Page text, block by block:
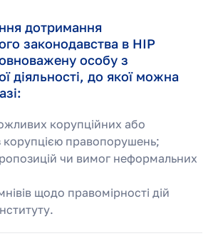
дотримання
законодавства в НІР
особу з
діяльності, до якої можна
корупційних або
корупцією правопорушень;
чи вимог неформальних
щодо правомірності дій